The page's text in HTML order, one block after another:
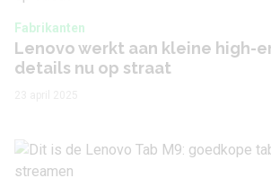
Fabrikanten
Lenovo werkt aan kleine high-
details nu op straat